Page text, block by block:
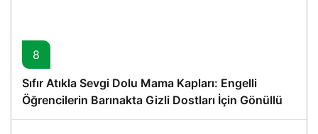
8
Sıfır Atıkla Sevgi Dolu Mama Kapları: Engelli
Öğrencilerin Barınakta Gizli Dostları İçin Gönüllü
Proje